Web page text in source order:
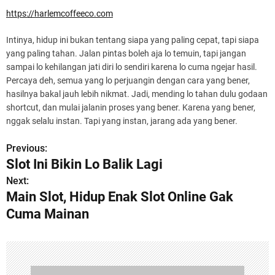
https://harlemcoffeeco.com
Intinya, hidup ini bukan tentang siapa yang paling cepat, tapi siapa
yang paling tahan. Jalan pintas boleh aja lo temuin, tapi jangan
sampai lo kehilangan jati diri lo sendiri karena lo cuma ngejar hasil.
Percaya deh, semua yang lo perjuangin dengan cara yang bener,
hasilnya bakal jauh lebih nikmat. Jadi, mending lo tahan dulu godaan
shortcut, dan mulai jalanin proses yang bener. Karena yang bener,
nggak selalu instan. Tapi yang instan, jarang ada yang bener.
P
o
s
t
n
a
Previous:
Slot Ini Bikin Lo Balik Lagi
Next:
Main Slot, Hidup Enak Slot Online Gak
Cuma Mainan